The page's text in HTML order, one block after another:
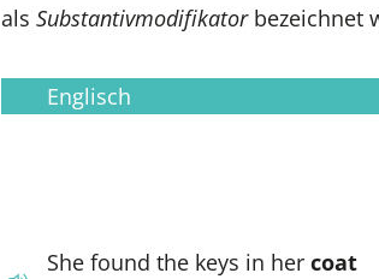
als Substantivmodifikatorbezeichnet
Englisch
She found the keys in her coat